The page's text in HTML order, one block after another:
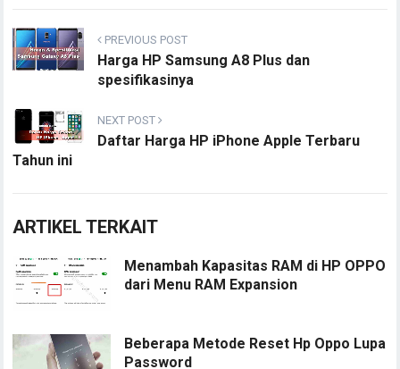
PREVIOUS POST
Harga HP Samsung A8 Plus dan
spesifikasinya
NEXT POST
Daftar Harga HP iPhone Apple Terbaru
Tahun ini
ARTIKEL TERKAIT
Menambah Kapasitas RAM di HP OPPO
dari Menu RAM Expansion
Beberapa Metode Reset Hp Oppo Lupa
Password